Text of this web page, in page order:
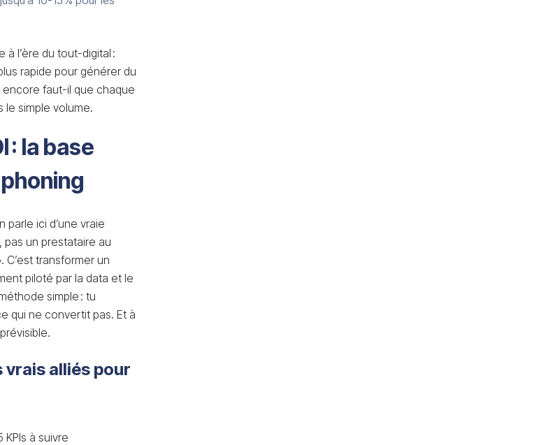
l’ère du tout-digital :
rapide pour générer du
faut-il que chaque
le simple volume.
: la base
ici d’une vraie
, pas un prestataire au
C’est transformer un
piloté par la data et le
simple : tu
qui ne convertit pas. Et à
vrais alliés pour
à suivre